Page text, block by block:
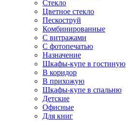
Стекло
Цветное стекло
Пескоструй
Комбинированные
С витражами
С фотопечатью
Назначение
Шкафы-купе в гостиную
В коридор
В прихожую
Шкафы-купе в спальню
Детские
Офисные
Для книг